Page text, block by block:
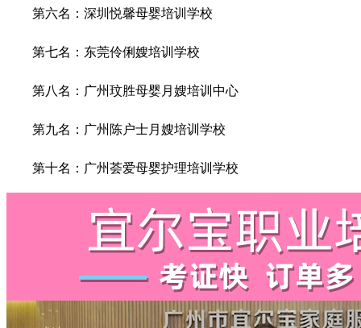
第六名：深圳悦馨母婴培训学校
第七名：东莞伶俐嫂培训学校
第八名：广州玟胜母婴月嫂培训中心
第九名：广州陈户士月嫂培训学校
第十名：广州荟爱母婴护理培训学校